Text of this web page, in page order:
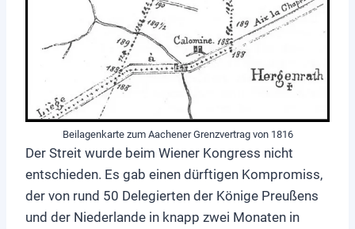
Beilagenkarte zum Aachener Grenzvertrag von 1816
Der Streit wurde beim Wiener Kongress nicht
entschieden. Es gab einen dürftigen Kompromiss,
der von rund 50 Delegierten der Könige Preußens
und der Niederlande in knapp zwei Monaten in